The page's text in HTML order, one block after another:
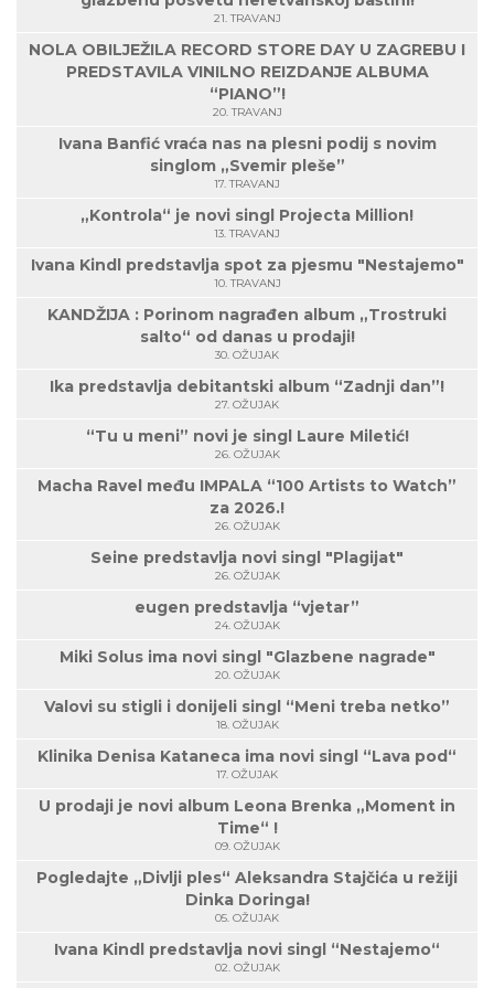
21. TRAVANJ
NOLA OBILJEŽILA RECORD STORE DAY U ZAGREBU I
PREDSTAVILA VINILNO REIZDANJE ALBUMA
“PIANO”!
20. TRAVANJ
Ivana Banfić vraća nas na plesni podij s novim
singlom „Svemir pleše”
17. TRAVANJ
„Kontrola“ je novi singl Projecta Million!
13. TRAVANJ
Ivana Kindl predstavlja spot za pjesmu "Nestajemo"
10. TRAVANJ
KANDŽIJA : Porinom nagrađen album „Trostruki
salto“ od danas u prodaji!
30. OŽUJAK
Ika predstavlja debitantski album “Zadnji dan”!
27. OŽUJAK
“Tu u meni” novi je singl Laure Miletić!
26. OŽUJAK
Macha Ravel među IMPALA “100 Artists to Watch”
za 2026.!
26. OŽUJAK
Seine predstavlja novi singl "Plagijat"
26. OŽUJAK
eugen predstavlja “vjetar”
24. OŽUJAK
Miki Solus ima novi singl "Glazbene nagrade"
20. OŽUJAK
Valovi su stigli i donijeli singl “Meni treba netko”
18. OŽUJAK
Klinika Denisa Kataneca ima novi singl “Lava pod“
17. OŽUJAK
U prodaji je novi album Leona Brenka „Moment in
Time“ !
09. OŽUJAK
Pogledajte „Divlji ples“ Aleksandra Stajčića u režiji
Dinka Doringa!
05. OŽUJAK
Ivana Kindl predstavlja novi singl “Nestajemo“
02. OŽUJAK